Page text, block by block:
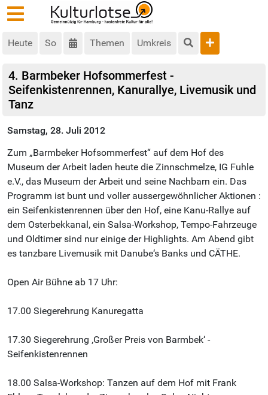
Heute So Themen Umkreis
4. Barmbeker Hofsommerfest -
Seifenkistenrennen, Kanurallye, Livemusik und
Tanz
Samstag, 28. Juli 2012
Zum „Barmbeker Hofsommerfest“ auf dem Hof des
Museum der Arbeit laden heute die Zinnschmelze, IG Fuhle
e.V., das Museum der Arbeit und seine Nachbarn ein. Das
Programm ist bunt und voller aussergewöhnlicher Aktionen :
ein Seifenkistenrennen über den Hof, eine Kanu-Rallye auf
dem Osterbekkanal, ein Salsa-Workshop, Tempo-Fahrzeuge
und Oldtimer sind nur einige der Highlights. Am Abend gibt
es tanzbare Livemusik mit Danube‘s Banks und CÄTHE.
Open Air Bühne ab 17 Uhr:
17.00 Siegerehrung Kanuregatta
17.30 Siegerehrung ‚Großer Preis von Barmbek‘ -
Seifenkistenrennen
18.00 Salsa-Workshop: Tanzen auf dem Hof mit Frank